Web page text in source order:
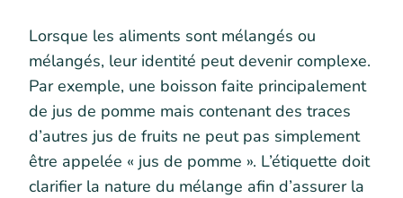
Lorsque les aliments sont mélangés ou
mélangés, leur identité peut devenir complexe.
Par exemple, une boisson faite principalement
de jus de pomme mais contenant des traces
d’autres jus de fruits ne peut pas simplement
être appelée « jus de pomme ». L’étiquette doit
clarifier la nature du mélange afin d’assurer la